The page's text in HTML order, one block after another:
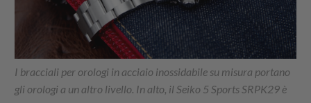
I bracciali per orologi in acciaio inossidabile su misura portano
gli orologi a un altro livello. In alto, il Seiko 5 Sports SRPK29 è